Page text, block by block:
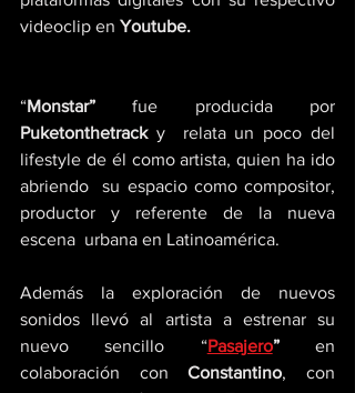
videoclip en Youtube.
“Monstar”
Puketonthetrack y  relata un poco del
lifestyle de él como artista, quien ha ido
abriendo  su espacio como compositor,
productor y referente de la nueva
escena  urbana en Latinoamérica.
Además la exploración de nuevos
sonidos llevó al artista a estrenar su
nuevo sencillo “Pasajero” en
colaboración con Constantino, con